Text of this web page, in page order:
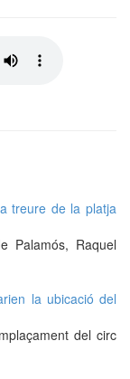
treure de la platja
Palamós, Raquel
la ubicació del
del circ